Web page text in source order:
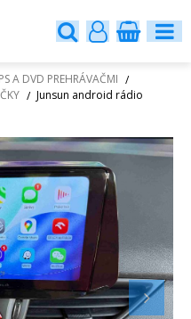
A DVD PREHRÁVAČMI
Junsun android rádio